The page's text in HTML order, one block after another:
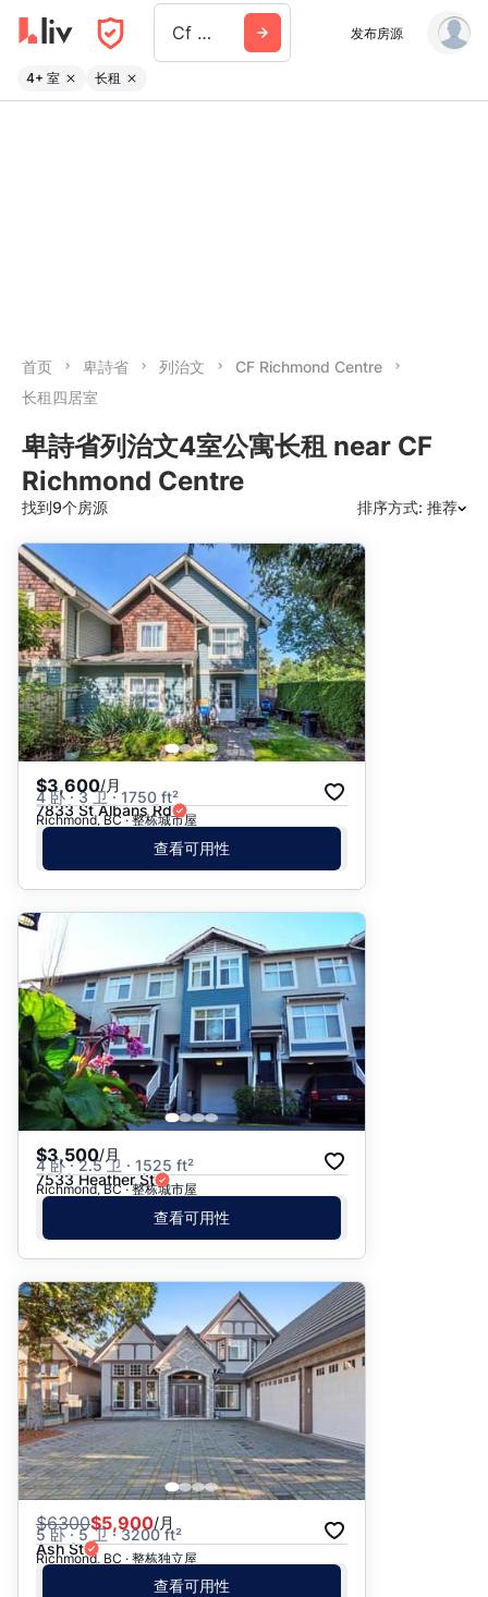
Cf Richmond Centre 发布房源
4+ 室 长租
首页 卑詩省 列治文
CF Richmond Centre
长租四居室
卑詩省列治文4室公寓长租 near CF
Richmond Centre
找到9个房源 排序方式: 推荐
推荐
日期: 最新日期在前
日期: 过往日期在前
价格 - $$$ 到 $
价格 - $ 到 $$$
$3,600/月
4 卧 · 3 卫 · 1750 ft²
7833 St Albans Rd
Richmond, BC · 整栋城市屋
查看可用性
$3,500/月
4 卧 · 2.5 卫 · 1525 ft²
7533 Heather St
Richmond, BC · 整栋城市屋
查看可用性
$6300$5,900/月
5 卧 · 5 卫 · 3200 ft²
Ash St
Richmond, BC · 整栋独立屋
查看可用性